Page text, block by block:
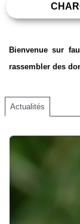
Bienvenue sur
rassembler des
Actualités